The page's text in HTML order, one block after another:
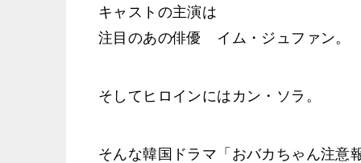
キャストの主演は
注目のあの俳優 イム・ジュファン。
そしてヒロインにはカン・ソラ。
そんな韓国ドラマ「おバカちゃん注意